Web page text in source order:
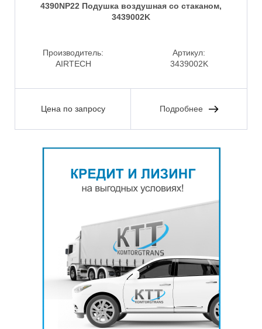
4390NP22 Подушка воздушная со стаканом,
3439002K
Производитель:
AIRTECH
Артикул:
3439002K
Цена по запросу Подробнее